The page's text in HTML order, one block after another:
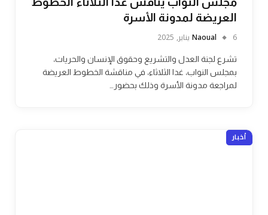
العريضة لمدونة الأسرة
Naoual 6 يناير, 2025
تشرع لجنة العدل والتشريع وحقوق الإنسان والحريات،
بمجلس النواب، غدا الثلاثاء، في مناقشة الخطوط العريضة
لمراجعة مدونة الأسرة وذلك بحضور…
أخبار